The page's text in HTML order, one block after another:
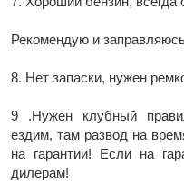
Рекомендую и
8. Нет запаски, нужен
9 .Нужен клубный
ездим, там развод на
на гарантии! Если на
дилерам!